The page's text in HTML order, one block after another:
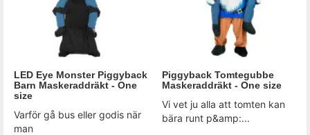
LED Eye Monster Piggyback
Barn Maskeraddräkt - One
size
Varför gå bus eller godis när
man
Piggyback Tomtegubbe
Maskeraddräkt - One size
Vi vet ju alla att tomten kan
bära runt p&amp:...